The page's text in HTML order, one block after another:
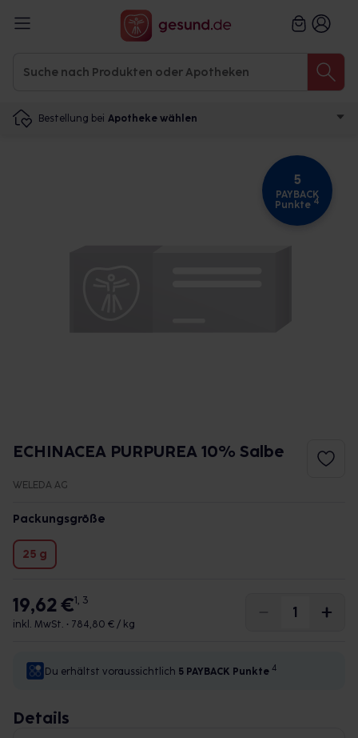
Bestellung bei Apotheke wählen
5
PAYBACK
Punkte 4
ECHINACEA PURPUREA 10% Salbe
WELEDA AG
Packungsgröße
25 g
19,62 €1, 3
inkl. MwSt. • 784,80 € / kg
Du erhältst voraussichtlich 5 PAYBACK Punkte 4
Details